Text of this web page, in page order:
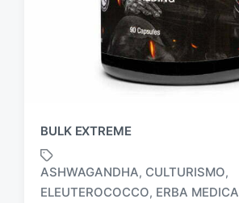
BULK EXTREME
ASHWAGANDHA, CULTURISMO,
ELEUTEROCOCCO, ERBA MEDICA